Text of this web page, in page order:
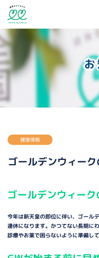
健康情報
ゴールデンウィー
ゴールデンウィー
今年は新天皇の即位に伴い、ゴール
連休になります。かつてない長期に
診療やお薬で困らないように準備し